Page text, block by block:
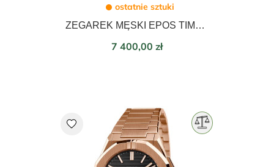
ostatnie sztuki
ZEGAREK MĘSKI EPOS TIMELESS AUTOMATIC 40mm 3511.152.20.10.25
Cena
7 400,00 zł
favorite